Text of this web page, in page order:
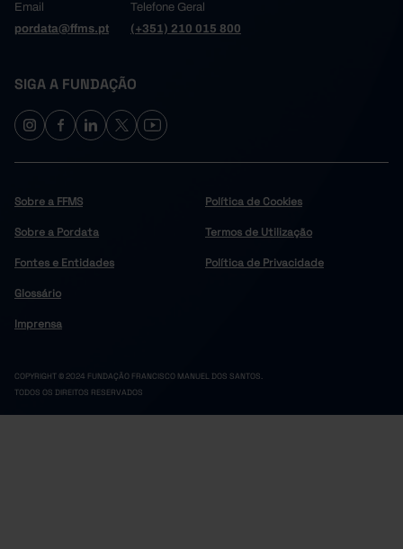
Email
pordata@ffms.pt
Telefone Geral
(+351) 210 015 800
SIGA A FUNDAÇÃO
Sobre a FFMS
Sobre a Pordata
Fontes e Entidades
Glossário
Imprensa
Política de Cookies
Termos de Utilização
Política de Privacidade
COPYRIGHT © 2024 FUNDAÇÃO FRANCISCO MANUEL DOS SANTOS.
TODOS OS DIREITOS RESERVADOS